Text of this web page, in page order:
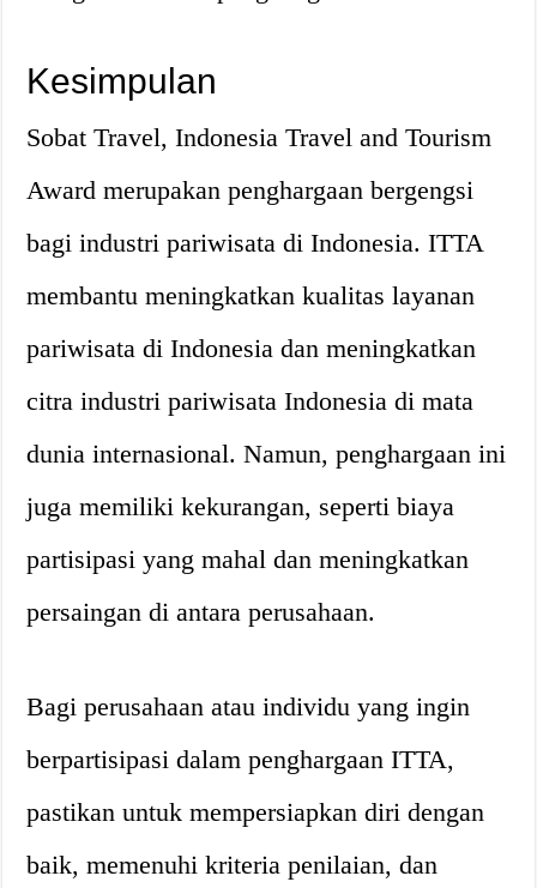
Kesimpulan
Sobat Travel, Indonesia Travel and Tourism
Award merupakan penghargaan bergengsi
bagi industri pariwisata di Indonesia. ITTA
membantu meningkatkan kualitas layanan
pariwisata di Indonesia dan meningkatkan
citra industri pariwisata Indonesia di mata
dunia internasional. Namun, penghargaan ini
juga memiliki kekurangan, seperti biaya
partisipasi yang mahal dan meningkatkan
persaingan di antara perusahaan.
Bagi perusahaan atau individu yang ingin
berpartisipasi dalam penghargaan ITTA,
pastikan untuk mempersiapkan diri dengan
baik, memenuhi kriteria penilaian, dan